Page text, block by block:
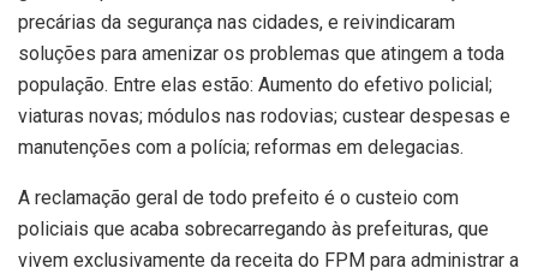
precárias da segurança nas cidades, e reivindicaram
soluções para amenizar os problemas que atingem a toda
população. Entre elas estão: Aumento do efetivo policial;
viaturas novas; módulos nas rodovias; custear despesas e
manutenções com a polícia; reformas em delegacias.
A reclamação geral de todo prefeito é o custeio com
policiais que acaba sobrecarregando às prefeituras, que
vivem exclusivamente da receita do FPM para administrar a